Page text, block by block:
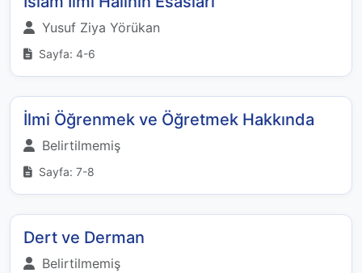
Yusuf Ziya Yörükan
Sayfa: 4-6
İlmi Öğrenmek ve Öğretmek Hakkında
Belirtilmemiş
Sayfa: 7-8
Dert ve Derman
Belirtilmemiş